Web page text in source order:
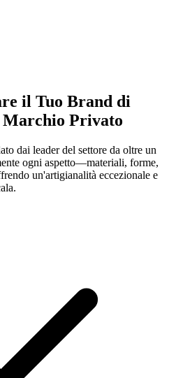
il Tuo Brand di
Marchio Privato
dai leader del settore da oltre un
ogni aspetto—materiali, forme,
un'artigianalità eccezionale e